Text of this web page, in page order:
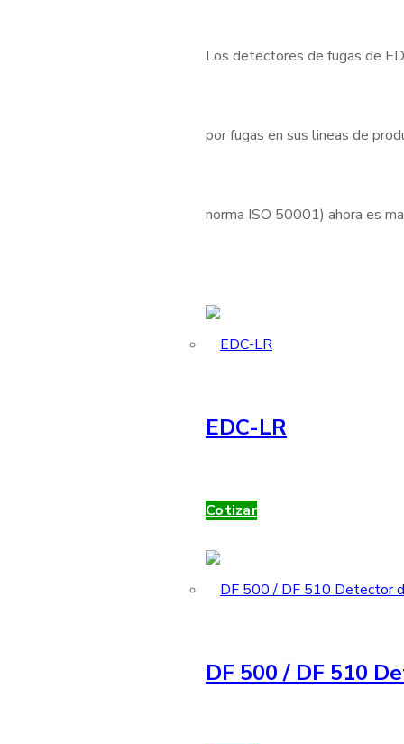
Los detectores de fugas de
por fugas en sus lineas de
norma ISO 50001) ahora es
EDC-LR
Cotizar
DF 500 / DF 510